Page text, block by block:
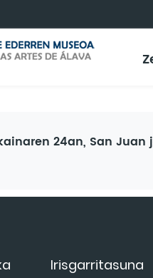
24an, San Juan
Irisgarritasuna